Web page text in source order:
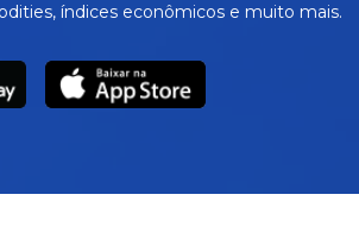
índices econômicos e muito mais.